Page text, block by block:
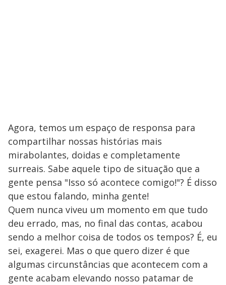
Agora, temos um espaço de responsa para
compartilhar nossas histórias mais
mirabolantes, doidas e completamente
surreais. Sabe aquele tipo de situação que a
gente pensa "Isso só acontece comigo!"? É disso
que estou falando, minha gente!
Quem nunca viveu um momento em que tudo
deu errado, mas, no final das contas, acabou
sendo a melhor coisa de todos os tempos? É, eu
sei, exagerei. Mas o que quero dizer é que
algumas circunstâncias que acontecem com a
gente acabam elevando nosso patamar de